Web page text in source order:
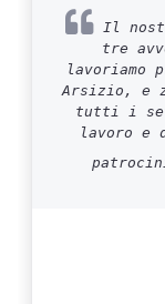
Il
tre
lavoriamo
Arsizio, e
tutti i
lavoro e